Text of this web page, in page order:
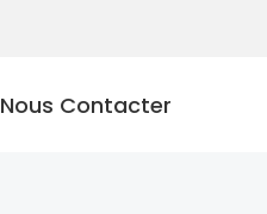
Nous Contacter